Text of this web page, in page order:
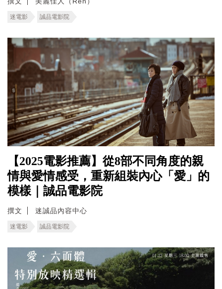
迷電影 誠品電影院
【2025電影推薦】從8部不同角度的親
情與愛情感受，重新組裝內心「愛」的
模樣｜誠品電影院
撰文 迷誠品內容中心
迷電影 誠品電影院